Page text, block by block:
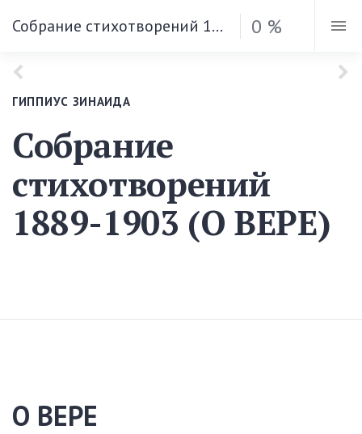
Собрание стихотворений 1889-1903 (О ВЕРЕ) 0 %
ГИППИУС ЗИНАИДА
Собрание
стихотворений
1889-1903 (О ВЕРЕ)
О ВЕРЕ